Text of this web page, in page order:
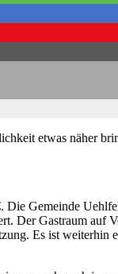
etwas näher
Gemeinde
Der Gastraum auf
Es ist weiterhin